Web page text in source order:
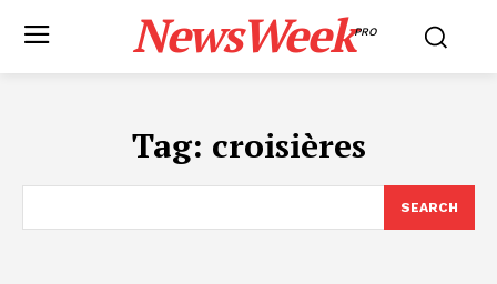
NewsWeekPRO
Tag: croisières
SEARCH